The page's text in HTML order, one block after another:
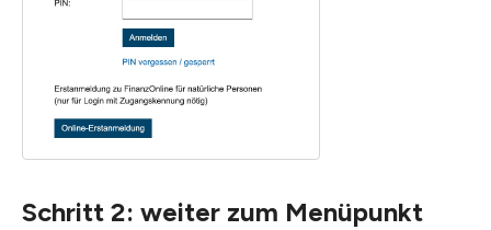
Schritt 2: weiter zum Menüpunkt